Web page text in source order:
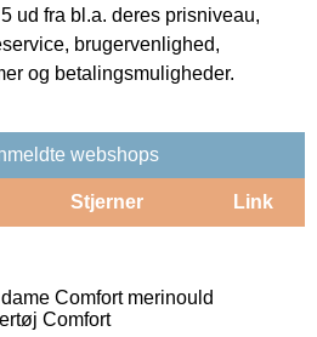
ud fra bl.a. deres prisniveau,
brugervenlighed,
og betalingsmuligheder.
webshops
Stjerner Link
Comfort merinould
Comfort